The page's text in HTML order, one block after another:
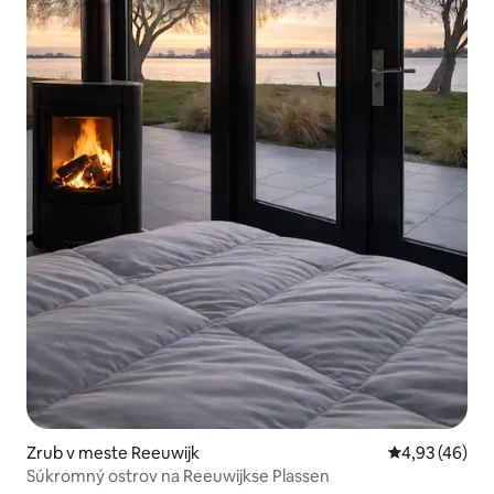
Zrub v meste Reeuwijk Priemerné
4,93 (46)
Súkromný ostrov na Reeuwijkse Plassen